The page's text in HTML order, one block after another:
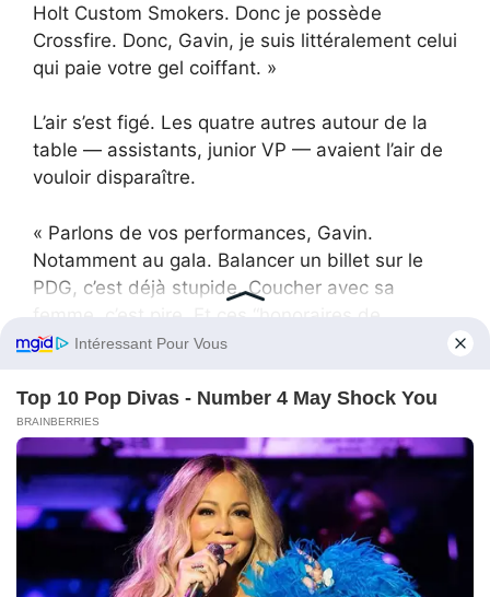
Holt Custom Smokers. Donc je possède
Crossfire. Donc, Gavin, je suis littéralement celui
qui paie votre gel coiffant. »
L’air s’est figé. Les quatre autres autour de la
table — assistants, junior VP — avaient l’air de
vouloir disparaître.
« Parlons de vos performances, Gavin.
Notamment au gala. Balancer un billet sur le
PDG, c’est déjà stupide. Coucher avec sa
consulting” qui transitent par Skyline Creative ?
pénal. »
Gavin a tenté de se lever, mais ses jambes
semblaient avoir oublié leur boulot.
« Je… je ne savais pas que vous étiez le
propriétaire. Miranda a dit que vous étiez juste
un sous-traitant. Elle a dit— »